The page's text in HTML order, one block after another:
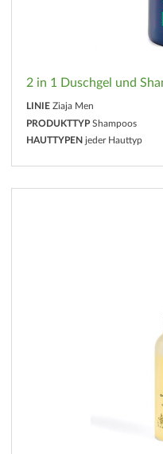
2 in 1 Duschgel und
LINIE Ziaja Men
PRODUKTTYP Shampoos
HAUTTYPEN jeder Hauttyp